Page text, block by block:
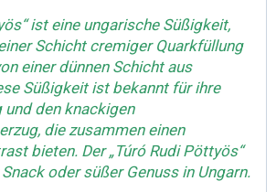
ist eine ungarische Süßigkeit,
Schicht cremiger Quarkfüllung
einer dünnen Schicht aus
Süßigkeit ist bekannt für ihre
und den knackigen
die zusammen einen
bieten. Der „Túró Rudi Pöttyös“
oder süßer Genuss in Ungarn.